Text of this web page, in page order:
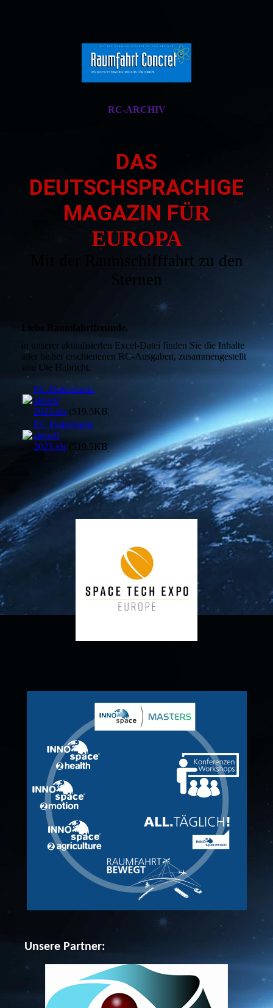
RC-ARCHIV
DAS
DEUTSCHSPRACHIGE
MAGAZIN FÜR
EUROPA
Mit der Raumschifffahrt zu den
Sternen
Liebe Raumfahrtfreunde,
in unserer aktualisierten Excel-Datei finden Sie die Inhalte
aller bisher erschienenen RC-Ausgaben, zusammengestellt
von Ute Habricht.
RC-Datenbank-
aktuell
2023.xls (519.5KB)
RC-Datenbank-
aktuell
2023.xls (519.5KB)
Unsere Partner: